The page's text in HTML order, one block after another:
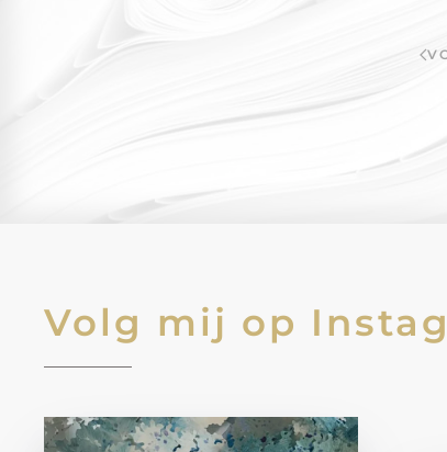
Volg mij op